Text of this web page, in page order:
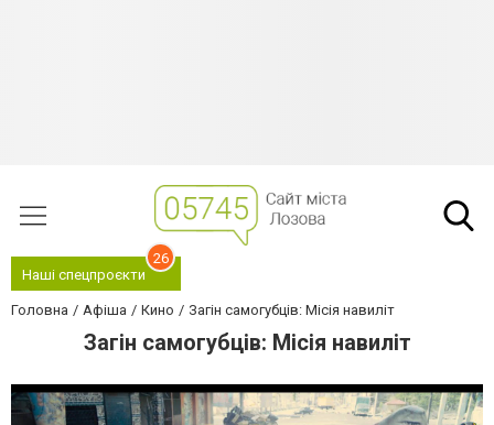
Наші спецпроєкти
26
Головна Афіша Кино Загін самогубців: Місія навиліт
Загін самогубців: Місія навиліт